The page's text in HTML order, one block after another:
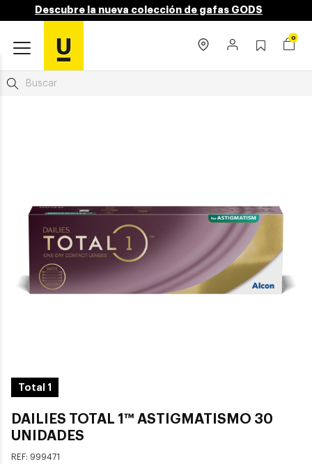
Descubre la nueva colección de gafas GODS
0
Total 1
DAILIES TOTAL 1™ ASTIGMATISMO 30
UNIDADES
REF: 999471